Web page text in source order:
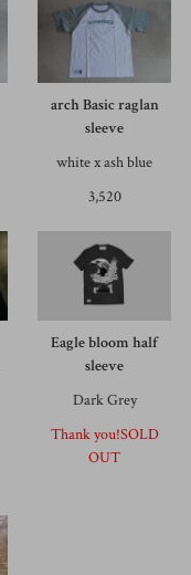
arch Basic raglan
sleeve
white x ash blue
3,520
Eagle bloom half
sleeve
Dark Grey
Thank you!SOLD
OUT